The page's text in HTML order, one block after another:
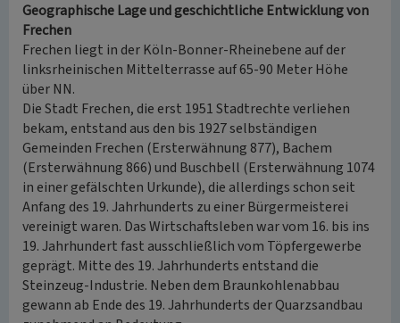
Geographische Lage und geschichtliche Entwicklung von
Frechen
Frechen liegt in der Köln-Bonner-Rheinebene auf der
linksrheinischen Mittelterrasse auf 65-90 Meter Höhe
über NN.
Die Stadt Frechen, die erst 1951 Stadtrechte verliehen
bekam, entstand aus den bis 1927 selbständigen
Gemeinden Frechen (Ersterwähnung 877), Bachem
(Ersterwähnung 866) und Buschbell (Ersterwähnung 1074
in einer gefälschten Urkunde), die allerdings schon seit
Anfang des 19. Jahrhunderts zu einer Bürgermeisterei
vereinigt waren. Das Wirtschaftsleben war vom 16. bis ins
19. Jahrhundert fast ausschließlich vom Töpfergewerbe
geprägt. Mitte des 19. Jahrhunderts entstand die
Steinzeug-Industrie. Neben dem Braunkohlenabbau
gewann ab Ende des 19. Jahrhunderts der Quarzsandbau